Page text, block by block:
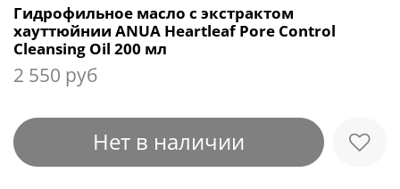
Гидрофильное масло с экстрактом
хауттюйнии ANUA Heartleaf Pore Control
Cleansing Oil 200 мл
2 550 руб
Нет в наличии